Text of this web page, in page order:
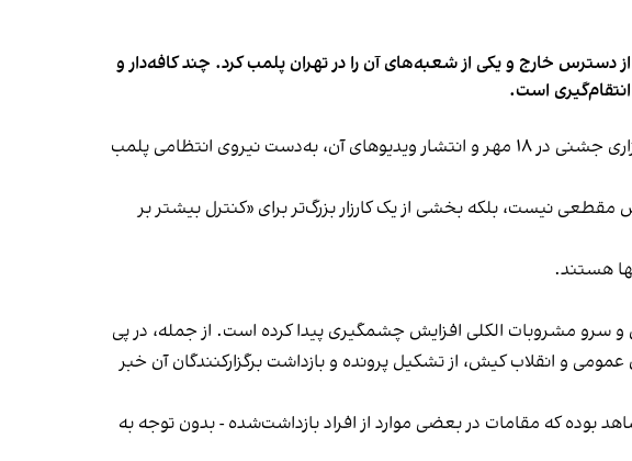
دسترس خارج و یکی از شعبه‌های آن را در تهران پلمب کرد. چند کافه‌‌دار و
است.
برخی رسانه‌ها در ایران گزارش دادند فروشگاه جین‌وست در خیابان فرشته تهران، شنبه ۱۹ مهر و پس از برگزاری جشنی در ۱۸ مهر و انتشار ویدیوهای آن، به‌دست نیروی انتظامی پلمب
نیست، بلکه بخشی از یک کارزار بزرگ‌تر برای «کنترل بیشتر بر
هستند.
سرو مشروبات الکلی افزایش چشمگیری پیدا کرده است. از جمله، در پی
و انقلاب کیش، از تشکیل پرونده و بازداشت برگزارکنندگان آن خبر
بوده که مقامات در بعضی موارد از افراد بازداشت‌‌شده - بدون توجه به